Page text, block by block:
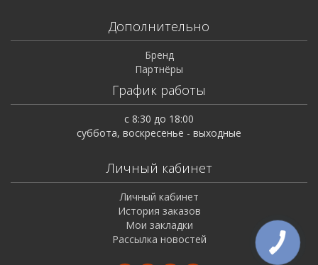
Дополнительно
Бренд
Партнёры
График работы
с 8:30 до 18:00
суббота, воскресенье - выходные
Личный кабинет
Личный кабинет
История заказов
Мои закладки
Рассылка новостей